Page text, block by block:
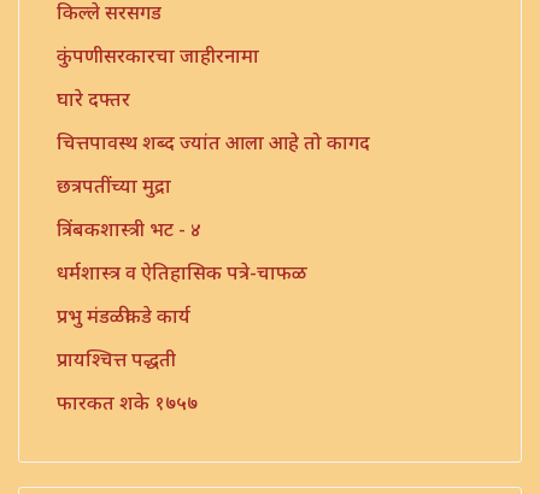
किल्ले सरसगड
कुंपणीसरकारचा जाहीरनामा
घारे दफ्तर
चित्तपावस्थ शब्द ज्यांत आला आहे तो कागद
छत्रपतींच्या मुद्रा
त्रिंबकशास्त्री भट - ४
धर्मशास्त्र व ऐतिहासिक पत्रे-चाफळ
प्रभु मंडळीकडे कार्य
प्रायश्चित्त पद्धती
फारकत शके १७५७